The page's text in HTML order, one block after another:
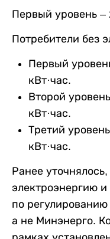
Первый уровень –
Потребители без
Первый
кВт·час.
Второй
кВт·час.
Третий
кВт·час.
Ранее
электроэнергию и
по
а не Минэнерго.